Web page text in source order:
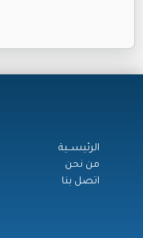
الرئيســية
من نحن
اتصل بنا